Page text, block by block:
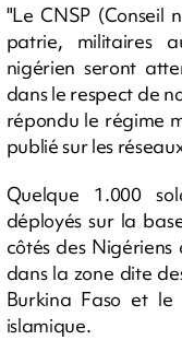
"Le CNSP
patrie, militaires
nigérien seront
dans le respect de
répondu le régime
publié sur les
Quelque 1.000
déployés sur la
côtés des
dans la zone dite
Burkina Faso et
islamique.